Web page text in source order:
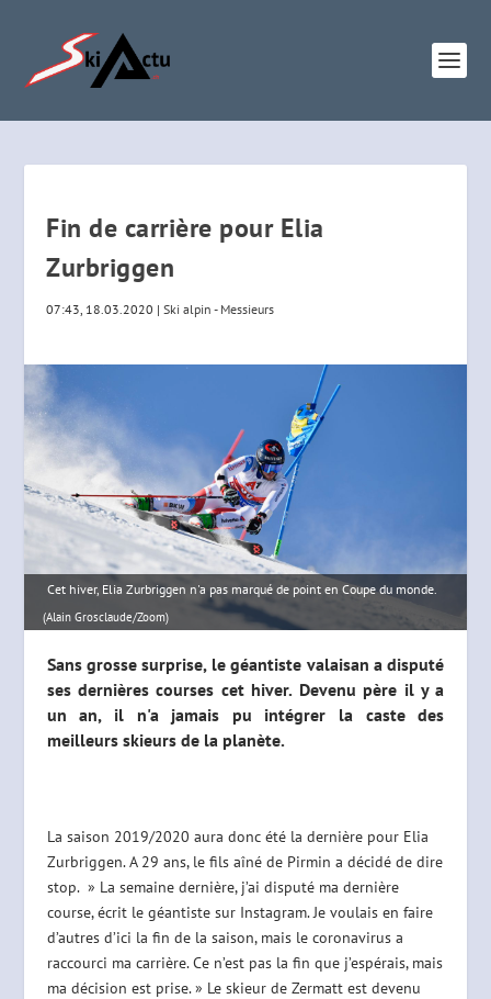
Fin de carrière pour Elia
Zurbriggen
07:43, 18.03.2020 |Ski alpin - Messieurs
Cet hiver, Elia Zurbriggen n'a pas marqué de point en Coupe du monde.
(Alain Grosclaude/Zoom)
Sans grosse surprise, le géantiste valaisan a disputé
ses dernières courses cet hiver. Devenu père il y a
un an, il n'a jamais pu intégrer la caste des
meilleurs skieurs de la planète.
La saison 2019/2020 aura donc été la dernière pour Elia
Zurbriggen. A 29 ans, le fils aîné de Pirmin a décidé de dire
stop. » La semaine dernière, j’ai disputé ma dernière
course, écrit le géantiste sur Instagram. Je voulais en faire
d’autres d’ici la fin de la saison, mais le coronavirus a
raccourci ma carrière. Ce n’est pas la fin que j’espérais, mais
ma décision est prise. » Le skieur de Zermatt est devenu